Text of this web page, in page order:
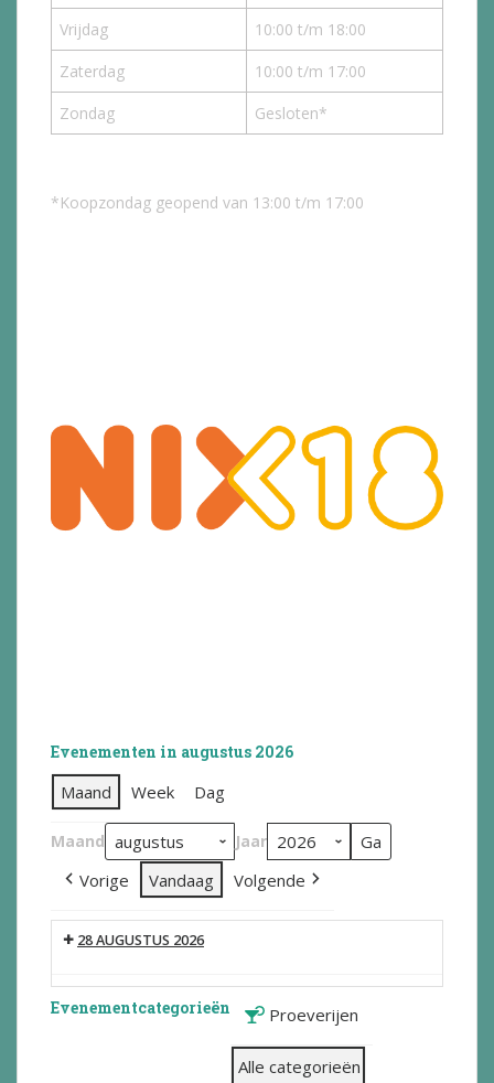
Vrijdag
10:00 t/m 18:00
Zaterdag
10:00 t/m 17:00
Zondag
Gesloten*
*Koopzondag geopend van 13:00 t/m 17:00
Evenementen in augustus 2026
Maand Week Dag
Maand Jaar
Vorige Vandaag Volgende
28 AUGUSTUS 2026
Evenementcategorieën Proeverijen
Alle categorieën